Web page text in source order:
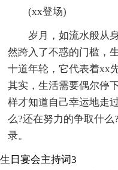
(xx登场)
岁月，如流水般从
然跨入了不惑的门槛，
十道年轮，它代表着xx
其实，生活需要偶尔停
样才知道自己幸运地走
么?还在努力的争取什
录。
生日宴会主持词3